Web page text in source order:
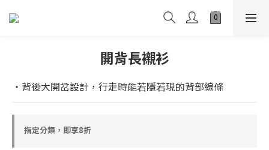
開背長襯衫
・背後大開岔設計，行走時能若隱若現的背部線條
指定分類，即享8折